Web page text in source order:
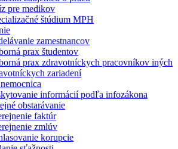
pre medikov
štúdium MPH
zamestnancov
prax študentov
prax zdravotníckych pracovníkov iných
zariadení
informácií podľa infozákona
obstarávanie
faktúr
zmlúv
korupcie